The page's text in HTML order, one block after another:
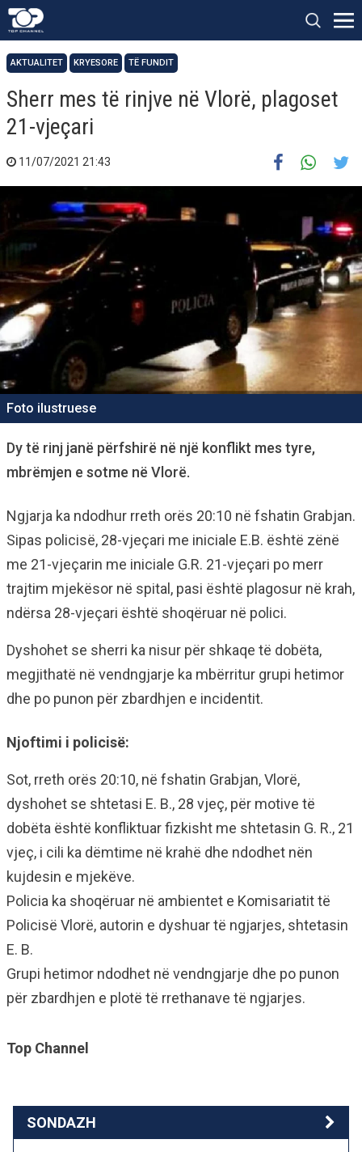
AKTUALITET KRYESORE TË FUNDIT
Sherr mes të rinjve në Vlorë, plagoset
21-vjeçari
11/07/2021 21:43
Foto ilustruese
Dy të rinj janë përfshirë në një konflikt mes tyre,
mbrëmjen e sotme në Vlorë.
Ngjarja ka ndodhur rreth orës 20:10 në fshatin Grabjan.
Sipas policisë, 28-vjeçari me iniciale E.B. është zënë
me 21-vjeçarin me iniciale G.R. 21-vjeçari po merr
trajtim mjekësor në spital, pasi është plagosur në krah,
ndërsa 28-vjeçari është shoqëruar në polici.
Dyshohet se sherri ka nisur për shkaqe të dobëta,
megjithatë në vendngjarje ka mbërritur grupi hetimor
dhe po punon për zbardhjen e incidentit.
Njoftimi i policisë:
Sot, rreth orës 20:10, në fshatin Grabjan, Vlorë,
dyshohet se shtetasi E. B., 28 vjeç, për motive të
dobëta është konfliktuar fizkisht me shtetasin G. R., 21
vjeç, i cili ka dëmtime në krahë dhe ndodhet nën
kujdesin e mjekëve.
Policia ka shoqëruar në ambientet e Komisariatit të
Policisë Vlorë, autorin e dyshuar të ngjarjes, shtetasin
E. B.
Grupi hetimor ndodhet në vendngjarje dhe po punon
për zbardhjen e plotë të rrethanave të ngjarjes.
Top Channel
SONDAZH